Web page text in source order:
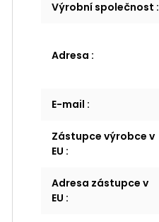
Výrobní společnost :
Adresa :
E-mail :
Zástupce výrobce v
EU :
Adresa zástupce v
EU :